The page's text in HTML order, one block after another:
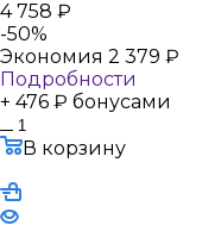
4 758 ₽
-50%
Экономия 2 379 ₽
Подробности
+ 476 ₽ бонусами
В корзину